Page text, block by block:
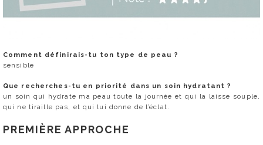
Comment définirais-tu ton type de peau ?
sensible
Que recherches-tu en priorité dans un soin hydratant ?
un soin qui hydrate ma peau toute la journée et qui la laisse souple,
qui ne tiraille pas, et qui lui donne de l’éclat.
PREMIÈRE APPROCHE